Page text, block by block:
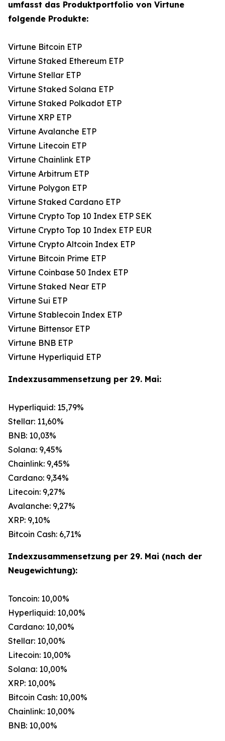
umfasst das Produktportfolio von Virtune
folgende Produkte:
Virtune Bitcoin ETP
Virtune Staked Ethereum ETP
Virtune Stellar ETP
Virtune Staked Solana ETP
Virtune Staked Polkadot ETP
Virtune XRP ETP
Virtune Avalanche ETP
Virtune Litecoin ETP
Virtune Chainlink ETP
Virtune Arbitrum ETP
Virtune Polygon ETP
Virtune Staked Cardano ETP
Virtune Crypto Top 10 Index ETP SEK
Virtune Crypto Top 10 Index ETP EUR
Virtune Crypto Altcoin Index ETP
Virtune Bitcoin Prime ETP
Virtune Coinbase 50 Index ETP
Virtune Staked Near ETP
Virtune Sui ETP
Virtune Stablecoin Index ETP
Virtune Bittensor ETP
Virtune BNB ETP
Virtune Hyperliquid ETP
Indexzusammensetzung per 29. Mai:
Hyperliquid: 15,79%
Stellar: 11,60%
BNB: 10,03%
Solana: 9,45%
Chainlink: 9,45%
Cardano: 9,34%
Litecoin: 9,27%
Avalanche: 9,27%
XRP: 9,10%
Bitcoin Cash: 6,71%
Indexzusammensetzung per 29. Mai (nach der
Neugewichtung):
Toncoin: 10,00%
Hyperliquid: 10,00%
Cardano: 10,00%
Stellar: 10,00%
Litecoin: 10,00%
Solana: 10,00%
XRP: 10,00%
Bitcoin Cash: 10,00%
Chainlink: 10,00%
BNB: 10,00%